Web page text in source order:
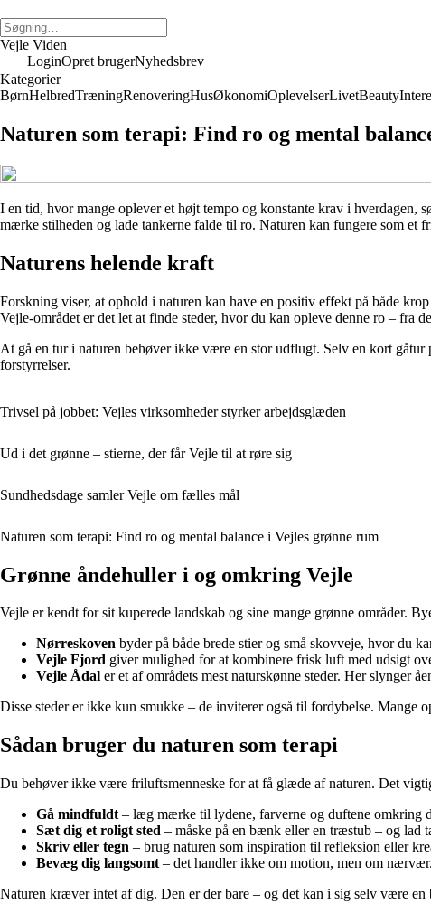
Vejle Viden
LoginOpret brugerNyhedsbrev
Kategorier
BørnHelbredTræningRenoveringHusØkonomiOplevelserLivetBeauty
Naturen som terapi: Find ro og mental
I en tid, hvor mange oplever et højt tempo og konstante krav i
mærke stilheden og lade tankerne falde til ro. Naturen kan fungere som
Naturens helende kraft
Forskning viser, at ophold i naturen kan have en positiv effekt på både
Vejle-området er det let at finde steder, hvor du kan opleve denne ro – fra
At gå en tur i naturen behøver ikke være en stor udflugt. Selv en kort
forstyrrelser.
Trivsel på jobbet: Vejles virksomheder styrker arbejdsglæden
Ud i det grønne – stierne, der får Vejle til at røre sig
Sundhedsdage samler Vejle om fælles mål
Naturen som terapi: Find ro og mental balance i Vejles grønne rum
Grønne åndehuller i og omkring Vejle
Vejle er kendt for sit kuperede landskab og sine mange grønne områder.
Nørreskoven byder på både brede stier og små skovveje, hvor du
Vejle Fjord giver mulighed for at kombinere frisk luft med udsigt
Vejle Ådal er et af områdets mest naturskønne steder. Her slynger
Disse steder er ikke kun smukke – de inviterer også til fordybelse. Mange
Sådan bruger du naturen som terapi
Du behøver ikke være friluftsmenneske for at få glæde af naturen. Det
Gå mindfuldt – læg mærke til lydene, farverne og duftene omkring
Sæt dig et roligt sted – måske på en bænk eller en træstub – og lad
Skriv eller tegn – brug naturen som inspiration til refleksion eller
Bevæg dig langsomt – det handler ikke om motion, men om nærvær.
Naturen kræver intet af dig. Den er der bare – og det kan i sig selv være en